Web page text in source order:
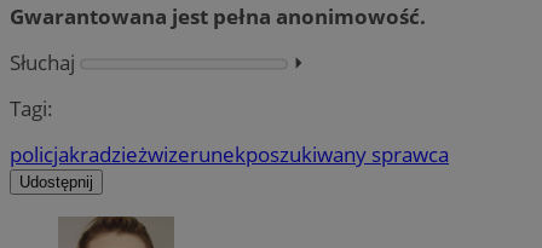
Gwarantowana jest pełna anonimowość.
Słuchaj
⏵︎
Tagi:
policjakradzieżwizerunekposzukiwany sprawca
Udostępnij